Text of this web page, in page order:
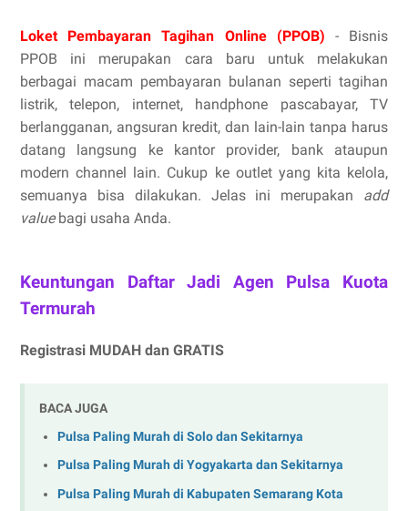
Loket Pembayaran Tagihan Online (PPOB) - Bisnis
PPOB ini merupakan cara baru untuk melakukan
berbagai macam pembayaran bulanan seperti tagihan
listrik, telepon, internet, handphone pascabayar, TV
berlangganan, angsuran kredit, dan lain-lain tanpa harus
datang langsung ke kantor provider, bank ataupun
modern channel lain. Cukup ke outlet yang kita kelola,
semuanya bisa dilakukan. Jelas ini merupakan add
valuebagi usaha Anda.
Keuntungan Daftar Jadi Agen Pulsa Kuota
Termurah
Registrasi MUDAH dan GRATIS
BACA JUGA
Pulsa Paling Murah di Solo dan Sekitarnya
Pulsa Paling Murah di Yogyakarta dan Sekitarnya
Pulsa Paling Murah di Kabupaten Semarang Kota